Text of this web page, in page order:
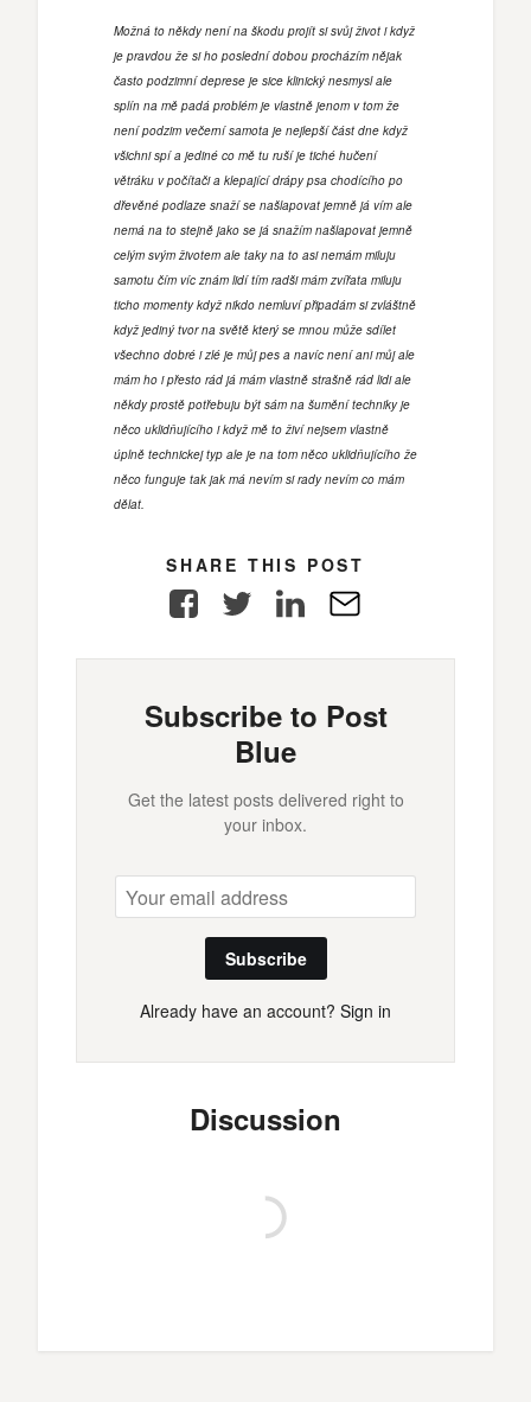
Možná to někdy není na škodu projít si svůj život i když
je pravdou že si ho poslední dobou procházím nějak
často podzimní deprese je sice klinický nesmysl ale
splín na mě padá problém je vlastně jenom v tom že
není podzim večerní samota je nejlepší část dne když
všichni spí a jediné co mě tu ruší je tiché hučení
větráku v počítači a klepající drápy psa chodícího po
dřevěné podlaze snaží se našlapovat jemně já vím ale
nemá na to stejně jako se já snažím našlapovat jemně
celým svým životem ale taky na to asi nemám miluju
samotu čím víc znám lidí tím radši mám zvířata miluju
ticho momenty když nikdo nemluví připadám si zvláštně
když jediný tvor na světě který se mnou může sdílet
všechno dobré i zlé je můj pes a navíc není ani můj ale
mám ho i přesto rád já mám vlastně strašně rád lidi ale
někdy prostě potřebuju být sám na šumění techniky je
něco uklidňujícího i když mě to živí nejsem vlastně
úplně technickej typ ale je na tom něco uklidňujícího že
něco funguje tak jak má nevím si rady nevím co mám
dělat.
SHARE THIS POST
FacebookTwitter LinkedIn
Subscribe to Post
Blue
Get the latest posts delivered right to
your inbox.
Subscribe
Already have an account? Sign in
Discussion